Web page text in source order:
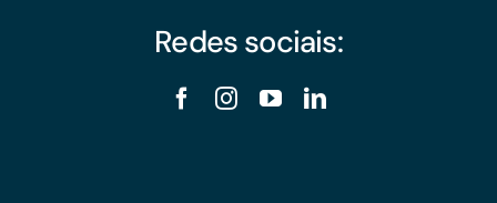
Redes sociais: